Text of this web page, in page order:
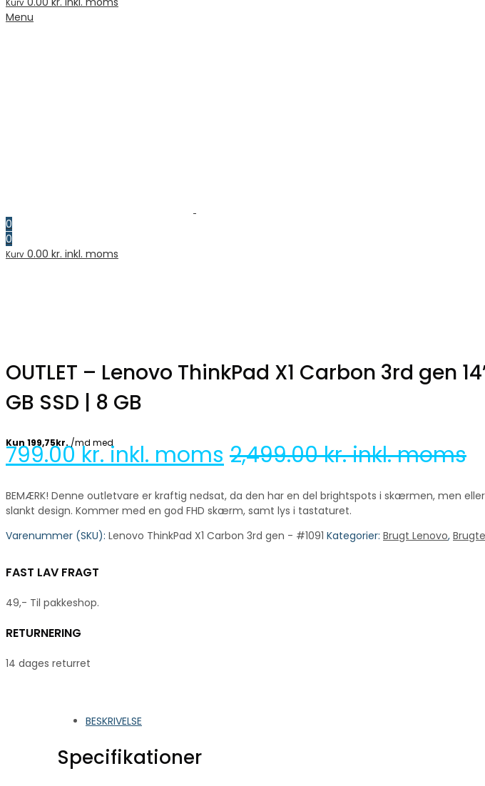
Kurv
Menu
0
0
Kurv 0.00 kr. inkl. moms
OUTLET – Lenovo ThinkPad X1 Carbon 3rd gen
GB SSD | 8 GB
799.00kr. inkl. moms 2,499.00kr. inkl. moms
BEMÆRK! Denne outletvare er kraftig nedsat, da den har en del brightspots i skærmen, men
slankt design. Kommer med en god FHD skærm, samt lys i tastaturet.
Varenummer (SKU): Lenovo ThinkPad X1 Carbon 3rd gen - #1091 Kategorier: Brugt Lenovo,
FAST LAV FRAGT
49,- Til pakkeshop.
RETURNERING
14 dages returret
BESKRIVELSE
Specifikationer